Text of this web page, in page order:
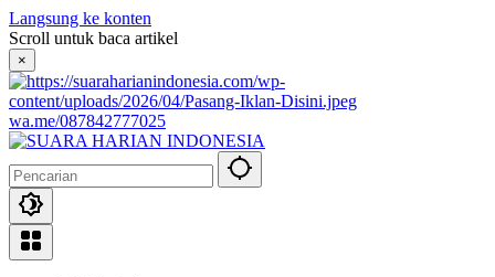
Langsung ke konten
Scroll untuk baca artikel
×
wa.me/087842777025